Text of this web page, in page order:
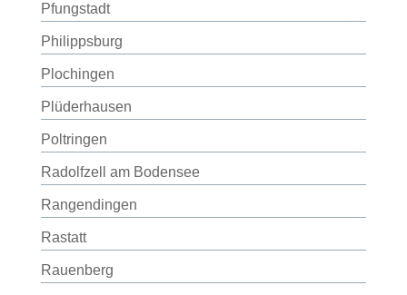
Pfungstadt
Philippsburg
Plochingen
Plüderhausen
Poltringen
Radolfzell am Bodensee
Rangendingen
Rastatt
Rauenberg